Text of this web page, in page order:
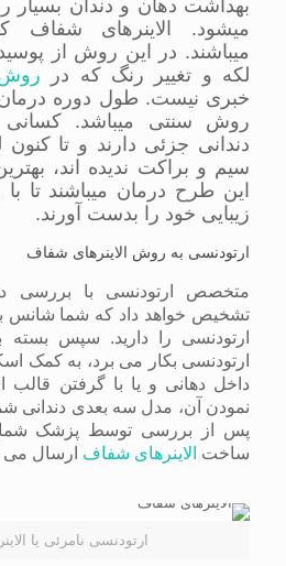
بهداشت دهان و دندان بسیار
میشود. الاینرهای شفاف
میباشند. در این روش از
لکه و تغییر رنگ که در
خبری نیست. طول دوره
روش سنتی میباشد.
دندانی جزئی دارند و تا کنون
سیم و براکت ندیده اند،
این طرح درمان میباشند تا
زیبایی خود را بدست آورند.
ارتودنسی به روش الاینرهای شفاف
متخصص ارتودنسی با بررسی
تشخیص خواهد داد که شما شانس
ارتودنسی را دارید. سپس
ارتودنسی بکار می برد، به کمک
داخل دهانی و یا با گرفتن قالب
نمودن آن، مدل سه بعدی دندانی
پس از بررسی توسط پزشک شما
ساخت الاینرهای شفاف ارسال می
ارتودنسی نامرئی یا